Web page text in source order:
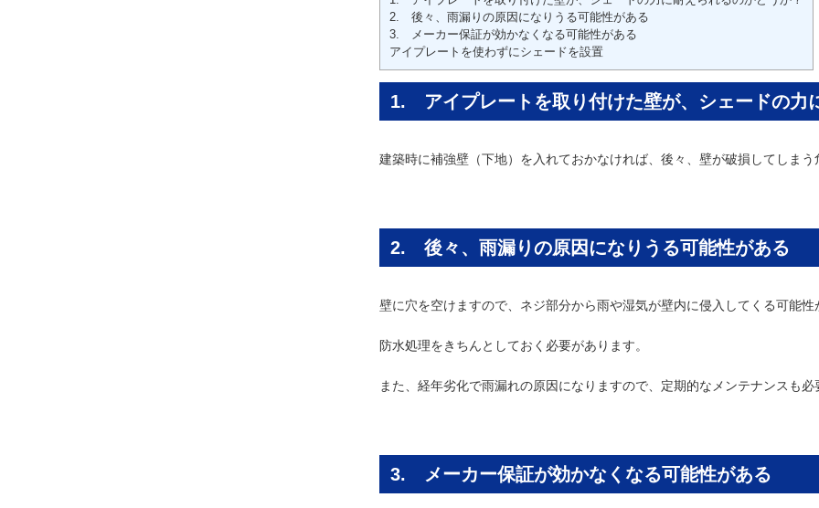
2. 後々、雨漏りの原因になりうる可能性がある
3. メーカー保証が効かなくなる可能性がある
アイプレートを使わずにシェードを設置
1. アイプレートを取り付けた壁が、シェードの力
建築時に補強壁（下地）を入れておかなければ、後々、壁が破損してしまう
2. 後々、雨漏りの原因になりうる可能性がある
壁に穴を空けますので、ネジ部分から雨や湿気が壁内に侵入してくる可能性
防水処理をきちんとしておく必要があります。
また、経年劣化で雨漏れの原因になりますので、定期的なメンテナンスも必
3. メーカー保証が効かなくなる可能性がある